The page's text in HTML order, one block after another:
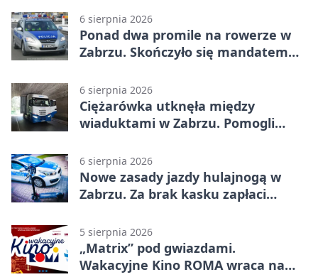
6 sierpnia 2026
Ponad dwa promile na rowerze w
Zabrzu. Skończyło się mandatem
6 sierpnia 2026
Ciężarówka utknęła między
wiaduktami w Zabrzu. Pomogli
6 sierpnia 2026
Nowe zasady jazdy hulajnogą w
Zabrzu. Za brak kasku zapłaci
5 sierpnia 2026
„Matrix” pod gwiazdami.
Wakacyjne Kino ROMA wraca na